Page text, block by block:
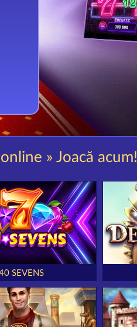
» Joacă acum!
SEVENS